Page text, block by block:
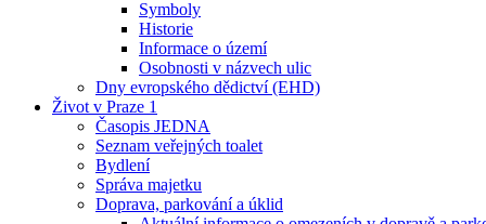
Symboly
Historie
Informace o území
Osobnosti v názvech ulic
Dny evropského dědictví (EHD)
Život v Praze 1
Časopis JEDNA
Seznam veřejných toalet
Bydlení
Správa majetku
Doprava, parkování a úklid